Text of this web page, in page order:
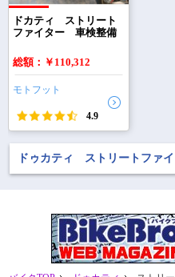
ドカティ ストリート
ファイター 車検整備
総額：￥110,312
モトフット
4.9
ドゥカティ ストリートファ